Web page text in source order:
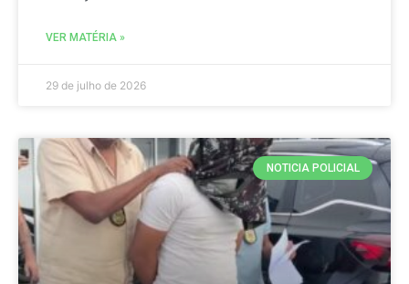
VER MATÉRIA »
29 de julho de 2026
NOTICIA POLICIAL